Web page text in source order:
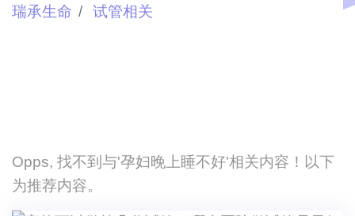
瑞承生命
试管相关
Opps, 找不到与'孕妇晚上睡不好'相关内容！以下
为推荐内容。